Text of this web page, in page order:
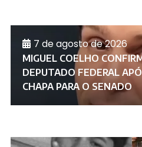
7 de agosto de 2026
MIGUEL COELHO
DEPUTADO FEDERAL
CHAPA PARA O SENADO